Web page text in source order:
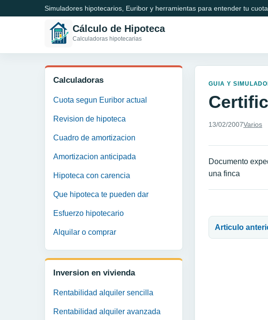
Simuladores hipotecarios, Euribor y herramientas para entender tu cuota.
Cálculo de Hipoteca
Calculadoras hipotecarias
Calculadoras
Cuota segun Euribor actual
Revision de hipoteca
Cuadro de amortizacion
Amortizacion anticipada
Hipoteca con carencia
Que hipoteca te pueden dar
Esfuerzo hipotecario
Alquilar o comprar
Inversion en vivienda
Rentabilidad alquiler sencilla
Rentabilidad alquiler avanzada
GUIA Y
13/02/2007Varios
Documento
una finca
Articulo